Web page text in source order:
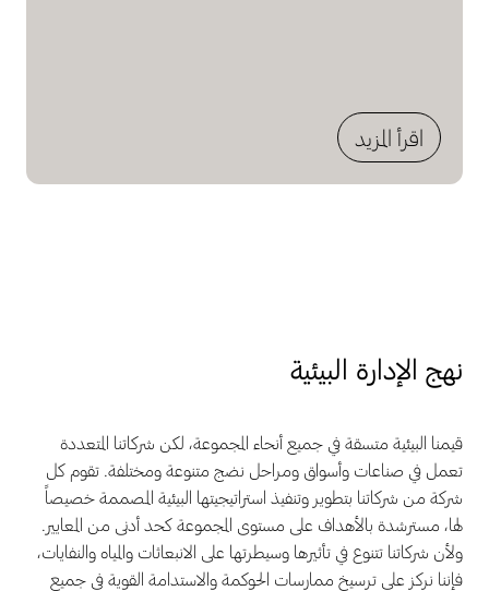
اقرأ المزيد
نهج الإدارة البيئية
قيمنا البيئية متسقة في جميع أنحاء المجموعة، لكن شركاتنا المتعددة
تعمل في صناعات وأسواق ومراحل نضج متنوعة ومختلفة. تقوم كل
شركة من شركاتنا بتطوير وتنفيذ استراتيجيتها البيئية المصممة خصيصاً
لها، مسترشدة بالأهداف على مستوى المجموعة كحد أدنى من المعايير.
ولأن شركاتنا تتنوع في تأثيرها وسيطرتها على الانبعاثات والمياه والنفايات،
فإننا نركز على ترسيخ ممارسات الحوكمة والاستدامة القوية في جميع